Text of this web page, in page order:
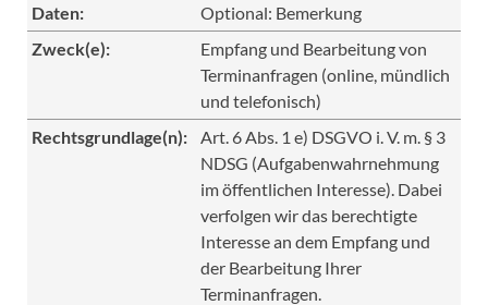
Daten:
Optional: Bemerkung
Zweck(e):
Empfang und Bearbeitung von
Terminanfragen (online, mündlich
und telefonisch)
Rechtsgrundlage(n):
Art. 6 Abs. 1 e) DSGVO i. V. m. § 3
NDSG (Aufgabenwahrnehmung
im öffentlichen Interesse). Dabei
verfolgen wir das berechtigte
Interesse an dem Empfang und
der Bearbeitung Ihrer
Terminanfragen.